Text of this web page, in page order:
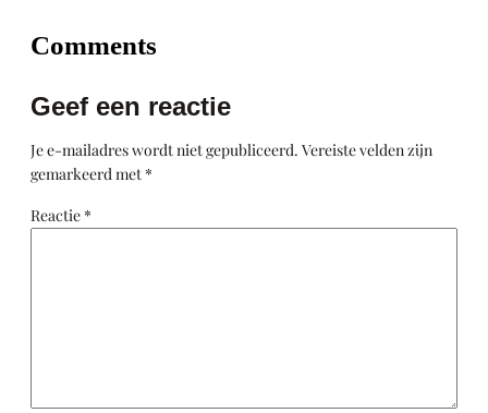
Comments
Geef een reactie
Je e-mailadres wordt niet gepubliceerd. Vereiste velden zijn
gemarkeerd met *
Reactie *